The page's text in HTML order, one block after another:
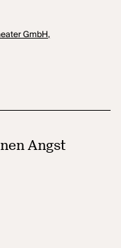
GmbH,
Angst